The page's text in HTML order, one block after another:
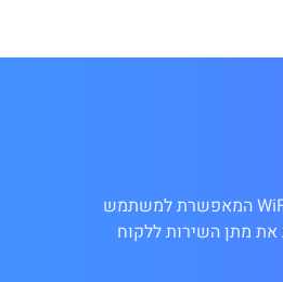
מדפסת מדבקות ניידת צרה בעלת אופי אלחוטי המתממשקת למכשירים ניידים באמצעות Bluetooth ו-WiFi המאפשרת למשתמש
מתן השירות ללקוח